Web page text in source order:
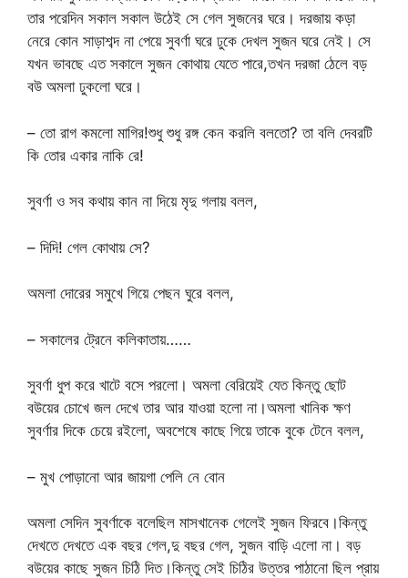
তার পরেদিন সকাল সকাল উঠেই সে গেল সুজনের ঘরে। দরজায় কড়া
নেরে কোন সাড়াশব্দ না পেয়ে সুবর্ণা ঘরে ঢুকে দেখল সুজন ঘরে নেই। সে
যখন ভাবছে এত সকালে সুজন কোথায় যেতে পারে,তখন দরজা ঠেলে বড়
বউ অমলা ঢুকলো ঘরে।
– তো রাগ কমলো মাগির!শুধু শুধু রঙ্গ কেন করলি বলতো? তা বলি দেবরটি
কি তোর একার নাকি রে!
সুবর্ণা ও সব কথায় কান না দিয়ে মৃদু গলায় বলল,
– দিদি! গেল কোথায় সে?
অমলা দোরের সমুখে গিয়ে পেছন ঘুরে বলল,
– সকালের ট্রেনে কলিকাতায়……
সুবর্ণা ধুপ করে খাটে বসে পরলো। অমলা বেরিয়েই যেত কিন্তু ছোট
বউয়ের চোখে জল দেখে তার আর যাওয়া হলো না।অমলা খানিক ক্ষণ
সুবর্ণার দিকে চেয়ে রইলো, অবশেষে কাছে গিয়ে তাকে বুকে টেনে বলল,
– মুখ পোড়ানো আর জায়গা পেলি নে বোন
অমলা সেদিন সুবর্ণাকে বলেছিল মাসখানেক গেলেই সুজন ফিরবে।কিন্তু
দেখতে দেখতে এক বছর গেল,দু বছর গেল, সুজন বাড়ি এলো না। বড়
বউয়ের কাছে সুজন চিঠি দিত।কিন্তু সেই চিঠির উত্তর পাঠানো ছিল প্রায়